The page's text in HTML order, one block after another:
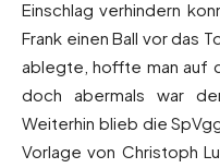
Einschlag verhindern
Frank einen Ball vor das
ablegte, hoffte man auf
doch abermals war
Weiterhin blieb die
Vorlage von Christoph